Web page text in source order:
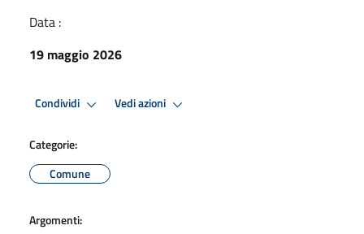
Data :
19 maggio 2026
Condividi Vedi azioni
Categorie:
Comune
Argomenti: